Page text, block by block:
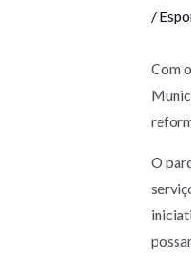
/
Com
O